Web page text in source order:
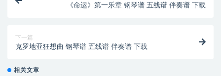
《命运》第一乐章 钢琴谱 五线谱 伴奏谱 下载
下一篇
克罗地亚狂想曲 钢琴谱 五线谱 伴奏谱 下载
相关文章